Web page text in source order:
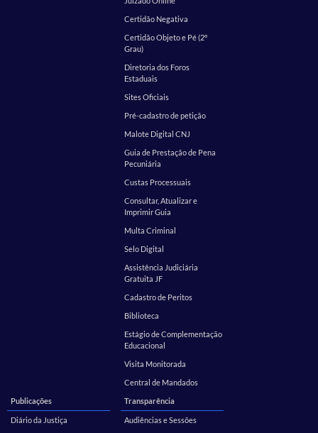
Certidão Negativa
Certidão Objeto e Pé (2º
Grau)
Diretoria dos Foros
Estaduais
Sites Oficiais
Pré-cadastro de petição
Malote Digital CNJ
Guia de Prestação de Pena
Pecuniária
Custas Processuais
Consultar, Atualizar e
Imprimir Guia
Multa Criminal
Selo Digital
Assistência Judiciária
Gratuita JF
Cadastro de Peritos
Biblioteca
Estágio de Complementação
Educacional
Visita Monitorada
Central de Mandados
Publicações
Diário da Justiça
Transparência
Audiências e Sessões